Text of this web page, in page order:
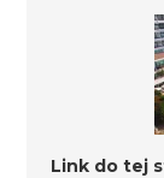
Link do tej